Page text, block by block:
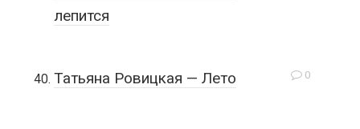
лепится
0
Татьяна Ровицкая — Лето